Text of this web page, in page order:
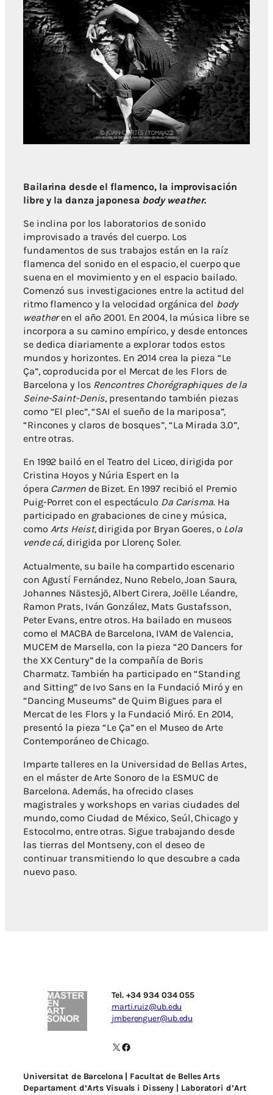
Bailarina desde el flamenco, la improvisación
libre y la danza japonesa body weather.
Se inclina por los laboratorios de sonido
improvisado a través del cuerpo. Los
fundamentos de sus trabajos están en la raíz
flamenca del sonido en el espacio, el cuerpo que
suena en el movimiento y en el espacio bailado.
Comenzó sus investigaciones entre la actitud del
ritmo flamenco y la velocidad orgánica del body
weatheren el año 2001. En 2004, la música libre se
incorpora a su camino empírico, y desde entonces
se dedica diariamente a explorar todos estos
mundos y horizontes. En 2014 crea la pieza “Le
Ça”, coproducida por el Mercat de les Flors de
Barcelona y los Rencontres Chorégraphiques de la
Seine-Saint-Denis, presentando también piezas
como “El plec”, “SAI el sueño de la mariposa”,
“Rincones y claros de bosques”, “La Mirada 3.0”,
entre otras.
En 1992 bailó en el Teatro del Liceo, dirigida por
Cristina Hoyos y Núria Espert en la
ópera Carmende Bizet. En 1997 recibió el Premio
Puig-Porret con el espectáculo Da Carisma. Ha
participado en grabaciones de cine y música,
como Arts Heist, dirigida por Bryan Goeres, o Lola
vende cá, dirigida por Llorenç Soler.
Actualmente, su baile ha compartido escenario
con Agustí Fernández, Nuno Rebelo, Joan Saura,
Johannes Nästesjö, Albert Cirera, Joëlle Léandre,
Ramon Prats, Iván González, Mats Gustafsson,
Peter Evans, entre otros. Ha bailado en museos
como el MACBA de Barcelona, IVAM de Valencia,
MUCEM de Marsella, con la pieza “20 Dancers for
the XX Century” de la compañía de Boris
Charmatz. También ha participado en “Standing
and Sitting” de Ivo Sans en la Fundació Miró y en
“Dancing Museums” de Quim Bigues para el
Mercat de les Flors y la Fundació Miró. En 2014,
presentó la pieza “Le Ça” en el Museo de Arte
Contemporáneo de Chicago.
Imparte talleres en la Universidad de Bellas Artes,
en el máster de Arte Sonoro de la ESMUC de
Barcelona. Además, ha ofrecido clases
magistrales y workshops en varias ciudades del
mundo, como Ciudad de México, Seúl, Chicago y
Estocolmo, entre otras. Sigue trabajando desde
las tierras del Montseny, con el deseo de
continuar transmitiendo lo que descubre a cada
nuevo paso.
Tel. +34 934 034 055
marti.ruiz@ub.edu
jmberenguer@ub.edu
X Facebook
Universitat de Barcelona | Facultat de Belles Arts
Departament d’Arts Visuals i Disseny | Laboratori d’Art